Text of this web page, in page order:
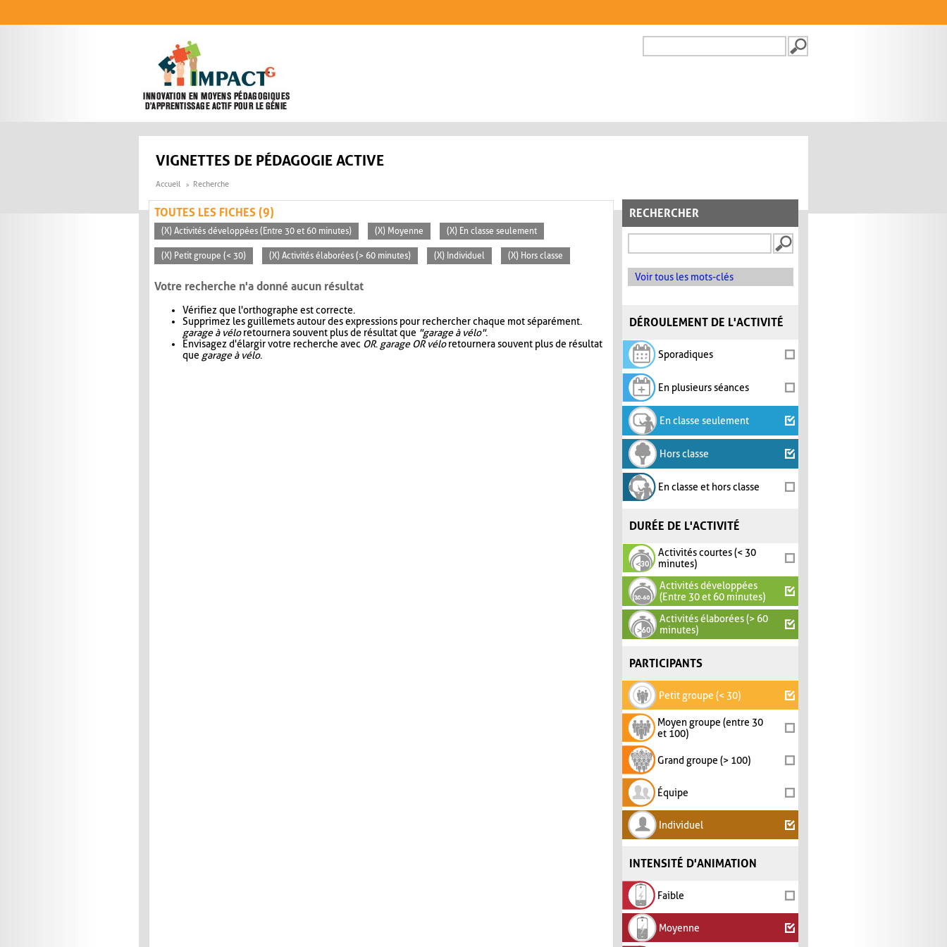
FORMULAIRE DE
VIGNETTES DE PÉDAGOGIE ACTIVE
Accueil Recherche
RECHERCHER
Voir tous les mots-clés
DÉROULEMENT DE L'ACTIVITÉ
Sporadiques
En plusieurs séances
En classe seulement
Hors classe
En classe et hors classe
DURÉE DE L'ACTIVITÉ
Activités courtes (< 30
minutes)
Activités développées
(Entre 30 et 60 minutes)
Activités élaborées (> 60
minutes)
PARTICIPANTS
Petit groupe (< 30)
Moyen groupe (entre 30
et 100)
Grand groupe (> 100)
Équipe
Individuel
INTENSITÉ D'ANIMATION
Faible
Moyenne
TOUTES LES FICHES (9)
(X) Activités développées (Entre 30 et 60 minutes) (X) Moyenne (X) En classe seulement
(X) Petit groupe (< 30) (X) Activités élaborées (> 60 minutes) (X) Individuel (X) Hors classe
Votre recherche n'a donné aucun résultat
Vérifiez que l'orthographe est correcte.
Supprimez les guillemets autour des expressions pour rechercher chaque mot séparément.
garage à véloretournera souvent plus de résultat que "garage à vélo".
Envisagez d'élargir votre recherche avec OR. garage OR véloretournera souvent plus de résultat
que garage à vélo.